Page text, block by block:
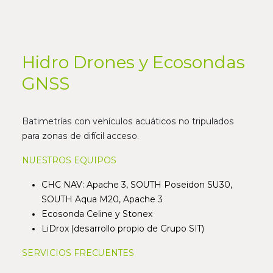
Hidro Drones y Ecosondas
GNSS
Batimetrías con vehículos acuáticos no tripulados
para zonas de difícil acceso.
NUESTROS EQUIPOS
CHC NAV: Apache 3, SOUTH Poseidon SU30,
SOUTH Aqua M20, Apache 3
Ecosonda Celine y Stonex
LiDrox (desarrollo propio de Grupo SIT)
SERVICIOS FRECUENTES